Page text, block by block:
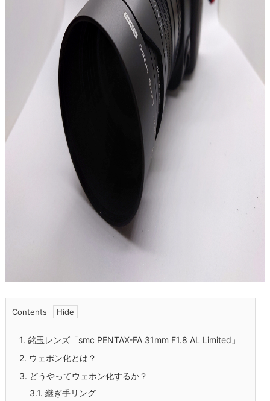
Contents
1. 銘玉レンズ「smc PENTAX-FA 31mm F1.8 AL Limited」
2. ウェポン化とは？
3. どうやってウェポン化するか？
3.1. 継ぎ手リング